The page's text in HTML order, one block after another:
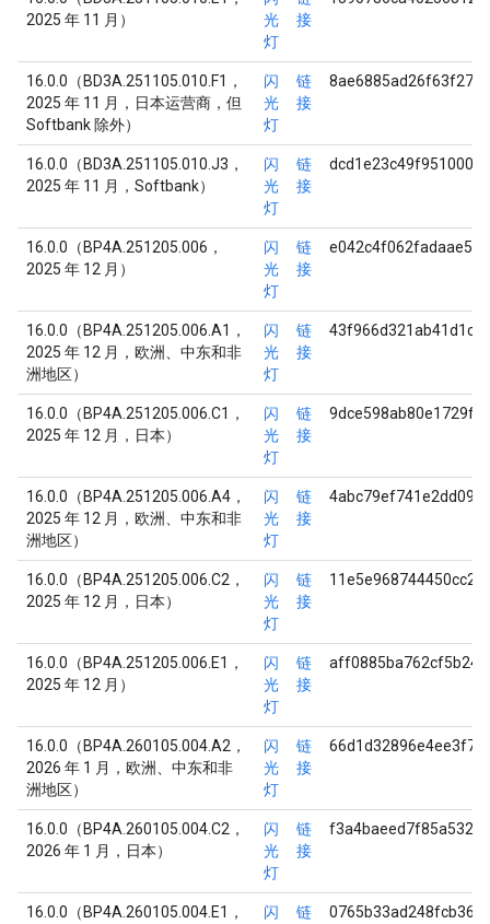
2025 年 11 月）
光
灯
接
16.0.0（BD3A.251105.010.F1，
2025 年 11 月，日本运营商，但
Softbank 除外）
闪
光
灯
链
接
16.0.0（BD3A.251105.010.J3，
2025 年 11 月，Softbank）
闪
光
灯
链
接
16.0.0（BP4A.251205.006，
2025 年 12 月）
闪
光
灯
链
接
16.0.0（BP4A.251205.006.A1，
2025 年 12 月，欧洲、中东和非
洲地区）
闪
光
灯
链
接
16.0.0（BP4A.251205.006.C1，
2025 年 12 月，日本）
闪
光
灯
链
接
16.0.0（BP4A.251205.006.A4，
2025 年 12 月，欧洲、中东和非
洲地区）
闪
光
灯
链
接
16.0.0（BP4A.251205.006.C2，
2025 年 12 月，日本）
闪
光
灯
链
接
16.0.0（BP4A.251205.006.E1，
2025 年 12 月）
闪
光
灯
链
接
16.0.0（BP4A.260105.004.A2，
2026 年 1 月，欧洲、中东和非
洲地区）
闪
光
灯
链
接
16.0.0（BP4A.260105.004.C2，
2026 年 1 月，日本）
闪
光
灯
链
接
16.0.0（BP4A.260105.004.E1，
闪
链